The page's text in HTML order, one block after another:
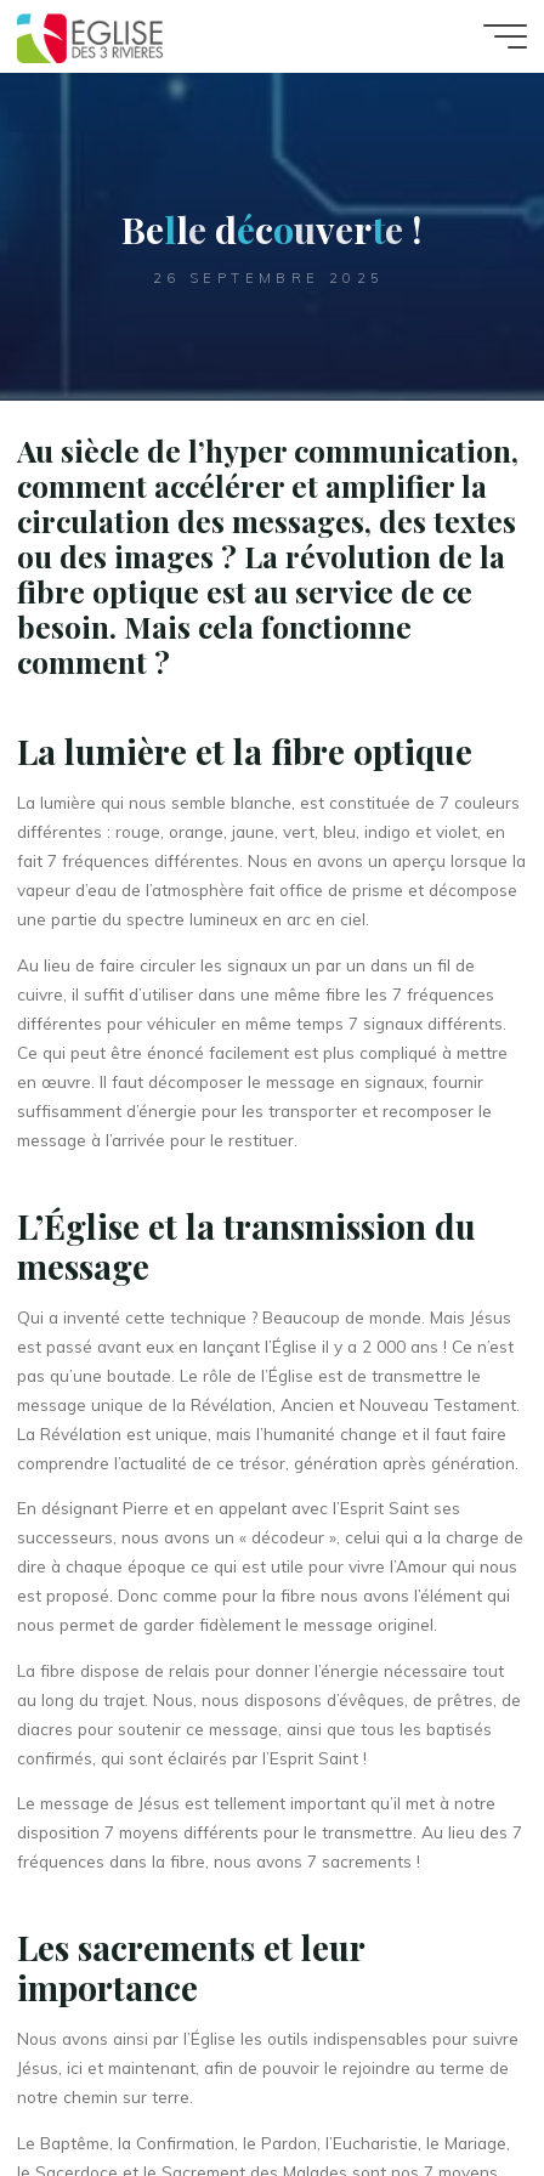
Aller
au
contenu
Belle découverte!
26 SEPTEMBRE 2025
Au siècle de l’hyper communication,
comment accélérer et amplifier la
circulation des messages, des textes
ou des images ? La révolution de la
fibre optique est au service de ce
besoin. Mais cela fonctionne
comment ?
La lumière et la fibre optique
La lumière qui nous semble blanche, est constituée de 7 couleurs
différentes : rouge, orange, jaune, vert, bleu, indigo et violet, en
fait 7 fréquences différentes. Nous en avons un aperçu lorsque la
vapeur d’eau de l’atmosphère fait office de prisme et décompose
une partie du spectre lumineux en arc en ciel.
Au lieu de faire circuler les signaux un par un dans un fil de
cuivre, il suffit d’utiliser dans une même fibre les 7 fréquences
différentes pour véhiculer en même temps 7 signaux différents.
Ce qui peut être énoncé facilement est plus compliqué à mettre
en œuvre. Il faut décomposer le message en signaux, fournir
suffisamment d’énergie pour les transporter et recomposer le
message à l’arrivée pour le restituer.
L’Église et la transmission du
message
Qui a inventé cette technique ? Beaucoup de monde. Mais Jésus
est passé avant eux en lançant l’Église il y a 2 000 ans ! Ce n’est
pas qu’une boutade. Le rôle de l’Église est de transmettre le
message unique de la Révélation, Ancien et Nouveau Testament.
La Révélation est unique, mais l’humanité change et il faut faire
comprendre l’actualité de ce trésor, génération après génération.
En désignant Pierre et en appelant avec l’Esprit Saint ses
successeurs, nous avons un « décodeur », celui qui a la charge de
dire à chaque époque ce qui est utile pour vivre l’Amour qui nous
est proposé. Donc comme pour la fibre nous avons l’élément qui
nous permet de garder fidèlement le message originel.
La fibre dispose de relais pour donner l’énergie nécessaire tout
au long du trajet. Nous, nous disposons d’évêques, de prêtres, de
diacres pour soutenir ce message, ainsi que tous les baptisés
confirmés, qui sont éclairés par l’Esprit Saint !
Le message de Jésus est tellement important qu’il met à notre
disposition 7 moyens différents pour le transmettre. Au lieu des 7
fréquences dans la fibre, nous avons 7 sacrements !
Les sacrements et leur
importance
Nous avons ainsi par l’Église les outils indispensables pour suivre
Jésus, ici et maintenant, afin de pouvoir le rejoindre au terme de
notre chemin sur terre.
Le Baptême, la Confirmation, le Pardon, l’Eucharistie, le Mariage,